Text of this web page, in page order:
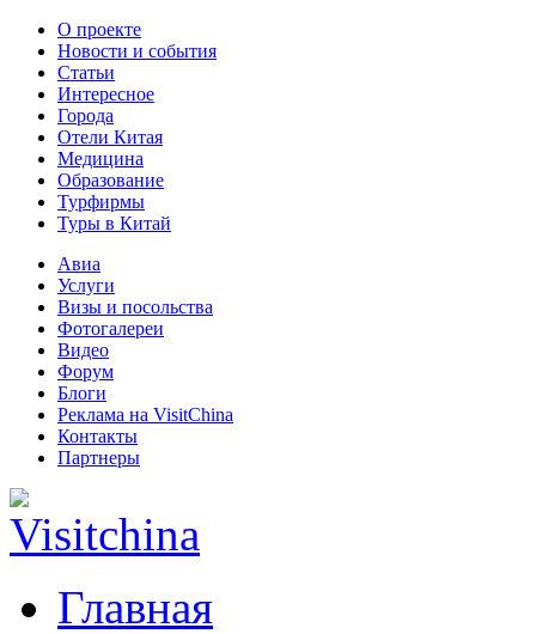
О проекте
Новости и события
Статьи
Интересное
Города
Отели Китая
Медицина
Образование
Турфирмы
Туры в Китай
Авиа
Услуги
Визы и посольства
Фотогалереи
Видео
Форум
Блоги
Реклама на VisitChina
Контакты
Партнеры
Главная